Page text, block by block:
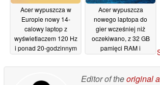
Acer wypuszcza w
Europie nowy 14-
calowy laptop z
wyświetlaczem 120 Hz
i ponad 20-godzinnym
Acer wypuszcza
nowego laptopa do
gier wcześniej niż
oczekiwano, z 32 GB
pamięci RAM i
Editor of theoriginal